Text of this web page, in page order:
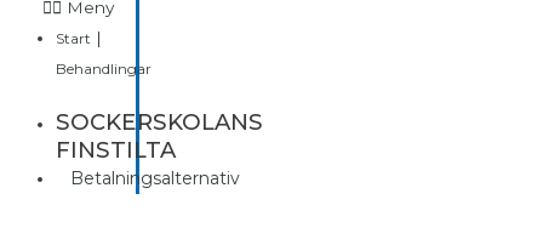
Meny
Start |
Behandlingar
SOCKERSKOLANS
FINSTILTA
Betalningsalternativ